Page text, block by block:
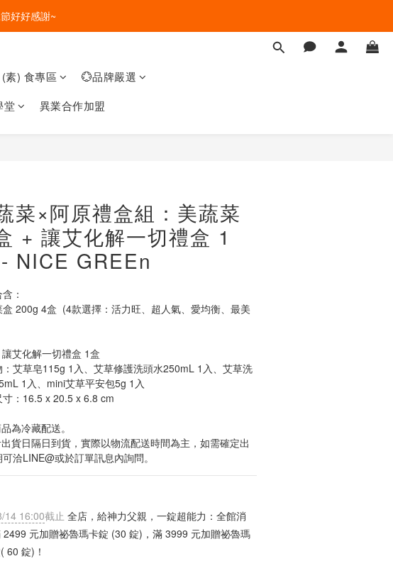
起好好吃菜~
好好感謝~
素) 食專區
💮品牌嚴選
堂 異業合作加盟
菜×阿原禮盒組：美蔬菜
+ 讓艾化解一切禮盒 1
NICE GREEn
：
盒 200g 4盒  (4款選擇：活力旺、超人氣、愛均衡、最美
艾化解一切禮盒 1盒
：艾草皂115g 1入、艾草修護洗頭水250mL 1入、艾草洗
1入、mini艾草平安包5g 1入
寸：16.5 x 20.5 x 6.8 cm
為冷藏配送。
貨日隔日到貨，實際以物流配送時間為主，如需確定出
洽LINE@或於訂單訊息內詢問。
14 16:00截止 全店，給神力父親，一錠超能力：全館消
2499 元加贈祕魯瑪卡錠 (30 錠)，滿 3999 元加贈祕魯瑪
60 錠)！